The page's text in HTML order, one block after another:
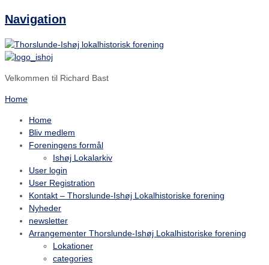
Navigation
Velkommen til Richard Bast
Home
Home
Bliv medlem
Foreningens formål
Ishøj Lokalarkiv
User login
User Registration
Kontakt – Thorslunde-Ishøj Lokalhistoriske forening
Nyheder
newsletter
Arrangementer Thorslunde-Ishøj Lokalhistoriske forening
Lokationer
categories